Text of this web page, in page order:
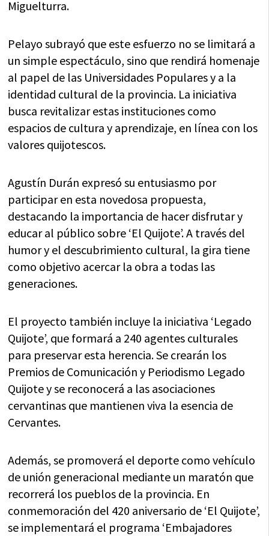
Miguelturra.
Pelayo subrayó que este esfuerzo no se limitará a
un simple espectáculo, sino que rendirá homenaje
al papel de las Universidades Populares y a la
identidad cultural de la provincia. La iniciativa
busca revitalizar estas instituciones como
espacios de cultura y aprendizaje, en línea con los
valores quijotescos.
Agustín Durán expresó su entusiasmo por
participar en esta novedosa propuesta,
destacando la importancia de hacer disfrutar y
educar al público sobre ‘El Quijote’. A través del
humor y el descubrimiento cultural, la gira tiene
como objetivo acercar la obra a todas las
generaciones.
El proyecto también incluye la iniciativa ‘Legado
Quijote’, que formará a 240 agentes culturales
para preservar esta herencia. Se crearán los
Premios de Comunicación y Periodismo Legado
Quijote y se reconocerá a las asociaciones
cervantinas que mantienen viva la esencia de
Cervantes.
Además, se promoverá el deporte como vehículo
de unión generacional mediante un maratón que
recorrerá los pueblos de la provincia. En
conmemoración del 420 aniversario de ‘El Quijote’,
se implementará el programa ‘Embajadores